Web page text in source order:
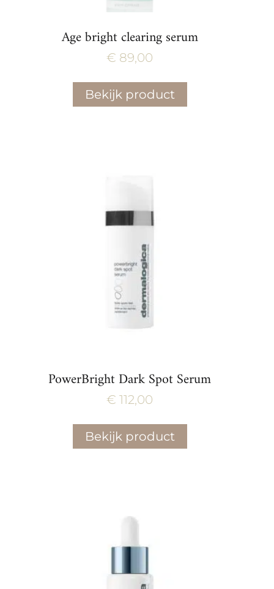
Age bright clearing serum
€ 89,00
Bekijk product
PowerBright Dark Spot Serum
€ 112,00
Bekijk product